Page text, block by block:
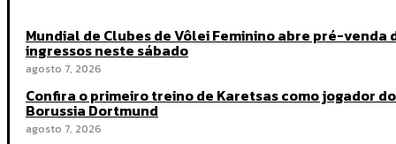
Mundial de Clubes de Vôlei Feminino abre pré-venda
ingressos neste sábado
agosto 7, 2026
Confira o primeiro treino de Karetsas como jogador do
Borussia Dortmund
agosto 7, 2026